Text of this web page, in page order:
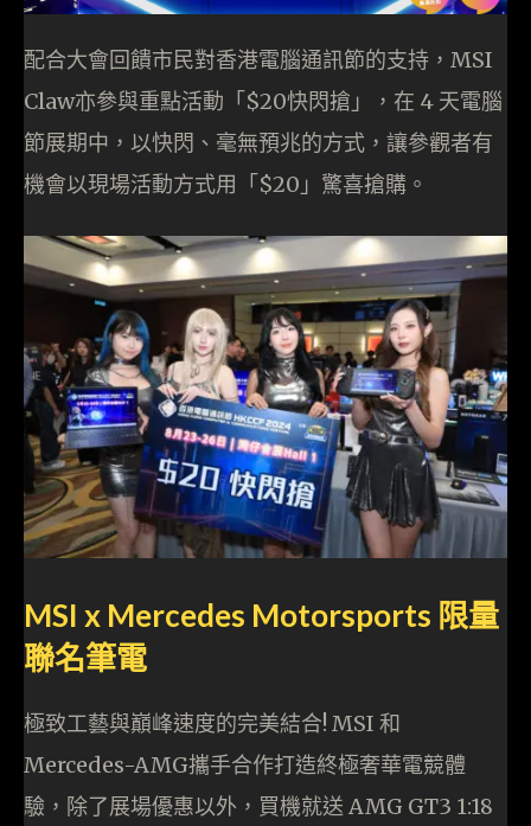
配合大會回饋市民對香港電腦通訊節的支持，MSI
Claw亦參與重點活動「$20快閃搶」，在 4 天電腦
節展期中，以快閃、毫無預兆的方式，讓參觀者有
機會以現場活動方式用「$20」驚喜搶購。
MSI x Mercedes Motorsports 限量
聯名筆電
極致工藝與巔峰速度的完美結合! MSI 和
Mercedes-AMG攜手合作打造終極奢華電競體
驗，除了展場優惠以外，買機就送 AMG GT3 1:18